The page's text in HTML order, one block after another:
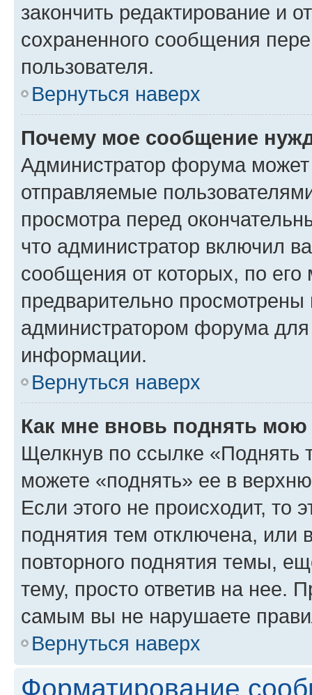
закончить редактирование и
сохраненного сообщения
пользователя.
Вернуться наверх
Почему мое сообщение
Администратор форума
отправляемые
просмотра перед
что администратор включил
сообщения от которых, по
предварительно
администратором форума
информации.
Вернуться наверх
Как мне вновь поднять мою
Щелкнув по ссылке «Поднять
можете «поднять» ее в
Если этого не происходит, то
поднятия тем отключена, или
повторного поднятия темы,
тему, просто ответив на нее.
самым вы не нарушаете
Вернуться наверх
Форматирование